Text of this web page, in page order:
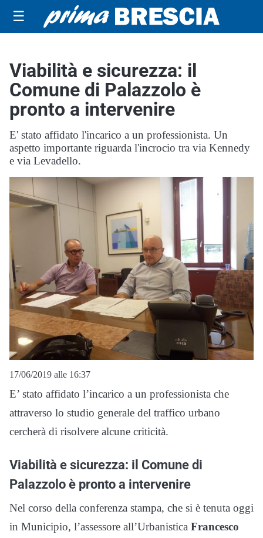
☰
Viabilità e sicurezza: il
Comune di Palazzolo è
pronto a intervenire
E' stato affidato l'incarico a un professionista. Un
aspetto importante riguarda l'incrocio tra via Kennedy
e via Levadello.
17/06/2019 alle 16:37
E’ stato affidato l’incarico a un professionista che
attraverso lo studio generale del traffico urbano
cercherà di risolvere alcune criticità.
Viabilità e sicurezza: il Comune di
Palazzolo è pronto a intervenire
Nel corso della conferenza stampa, che si è tenuta oggi
in Municipio, l’assessore all’Urbanistica Francesco